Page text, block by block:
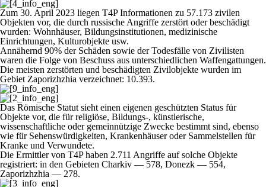
Zum 30. April 2023 liegen T4P Informationen zu 57.173 zivilen
Objekten vor, die durch russische Angriffe zerstört oder beschädigt
wurden: Wohnhäuser, Bildungsinstitutionen, medizinische
Einrichtungen, Kulturobjekte usw.
Annähernd 90% der Schäden sowie der Todesfälle von Zivilisten
waren die Folge von Beschuss aus unterschiedlichen Waffengattungen.
Die meisten zerstörten und beschädigten Zivilobjekte wurden im
Gebiet Zaporizhzhia verzeichnet: 10.393.
Das Römische Statut sieht einen eigenen geschützten Status für
Objekte vor, die für religiöse, Bildungs-, künstlerische,
wissenschaftliche oder gemeinnützige Zwecke bestimmt sind, ebenso
wie für Sehenswürdigkeiten, Krankenhäuser oder Sammelstellen für
Kranke und Verwundete.
Die Ermittler von T4P haben 2.711 Angriffe auf solche Objekte
registriert: in den Gebieten Charkiv — 578, Donezk — 554,
Zaporizhzhia — 278.